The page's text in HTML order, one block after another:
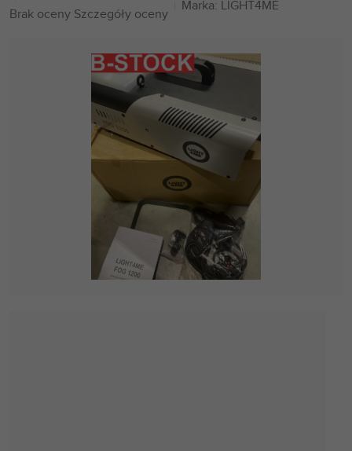
Średnia
Brak oceny Szczegóły oceny
Marka: LIGHT4ME